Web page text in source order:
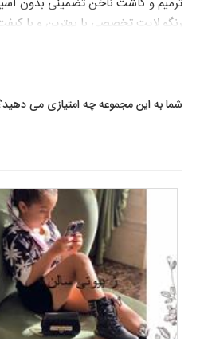
رنگو لایت تخصصی با بهترین و با
اکستنشن مژه والیوم و کلاسیک
با ما روزی دلچسب و خدمات رضایت
شما به این مجموعه چه امتیازی می
سالن زیبایی ژ